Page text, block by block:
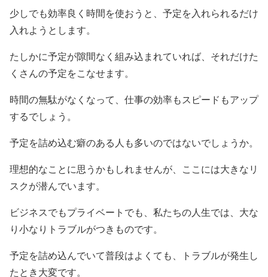
少しでも効率良く時間を使おうと、予定を入れられるだけ
入れようとします。
たしかに予定が隙間なく組み込まれていれば、それだけた
くさんの予定をこなせます。
時間の無駄がなくなって、仕事の効率もスピードもアップ
するでしょう。
予定を詰め込む癖のある人も多いのではないでしょうか。
理想的なことに思うかもしれませんが、ここには大きなリ
スクが潜んでいます。
ビジネスでもプライベートでも、私たちの人生では、大な
り小なりトラブルがつきものです。
予定を詰め込んでいて普段はよくても、トラブルが発生し
たとき大変です。